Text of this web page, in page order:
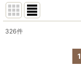
326件
1